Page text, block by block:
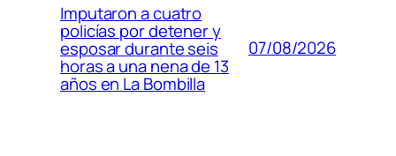
Imputaron a cuatro
policías por detener y
esposar durante seis
horas a una nena de 13
años en La Bombilla
07/08/2026